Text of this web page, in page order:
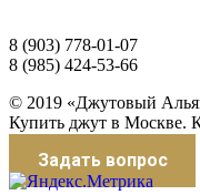
8 (903) 778-01-07
8 (985) 424-53-66
© 2019 «Джутовый
Купить джут в Москве.
Задать вопрос